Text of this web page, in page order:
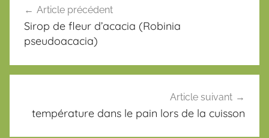
de
l’article
Article précédent
Sirop de fleur d’acacia (Robinia
pseudoacacia)
Article suivant
température dans le pain lors de la cuisson